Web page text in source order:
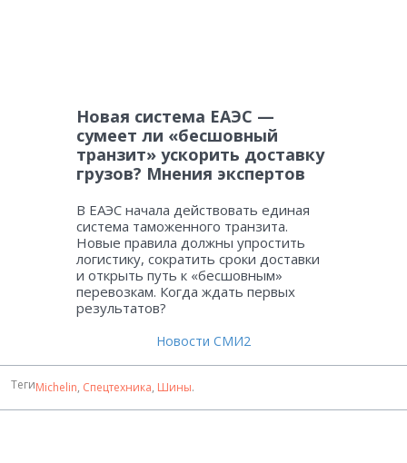
Новая система ЕАЭС —
сумеет ли «бесшовный
транзит» ускорить доставку
грузов? Мнения экспертов
В ЕАЭС начала действовать единая
система таможенного транзита.
Новые правила должны упростить
логистику, сократить сроки доставки
и открыть путь к «бесшовным»
перевозкам. Когда ждать первых
результатов?
Новости СМИ2
ТегиMichelin, Спецтехника, Шины.